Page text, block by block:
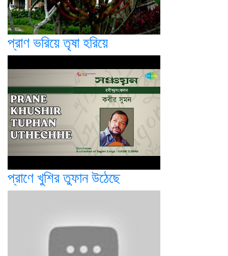
প্রাণ ভরিয়ে তৃষা হরিয়ে
প্রাণে খুশির তুফান উঠেছে